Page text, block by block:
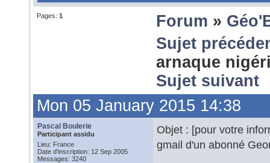
Pages: 1 Forum »
Sujet
arnaque
Sujet suivant
Mon 05 January 2015 14:38
Pascal Boulerie
Participant assidu
Lieu: France
Date d'inscription: 12 Sep 2005
Messages: 3240
Objet : [pour votre
gmail d'un abonné